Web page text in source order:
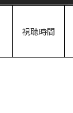
視聴時間